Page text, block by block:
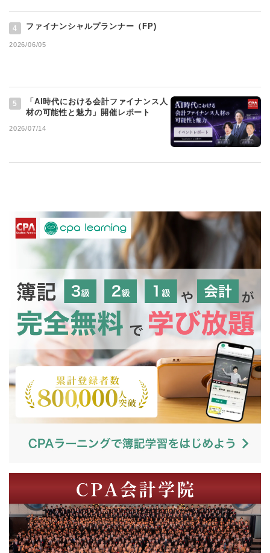
4 ファイナンシャルプランナー（FP)
2026/06/05
5
「AI時代における会計ファイナンス人
材の可能性と魅力」開催レポート
2026/07/14